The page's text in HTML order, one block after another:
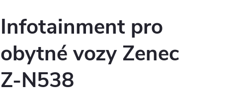
Infotainment pro
obytné vozy Zenec
Z-N538